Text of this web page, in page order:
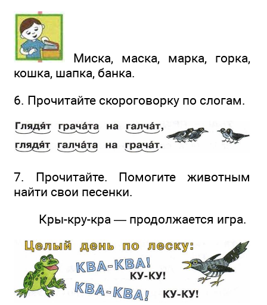
Миска, маска, марка, горка,
кошка, шапка, банка.
6. Прочитайте скороговорку по слогам.
7. Прочитайте. Помогите животным
найти свои песенки.
Кры-кру-кра — продолжается игра.